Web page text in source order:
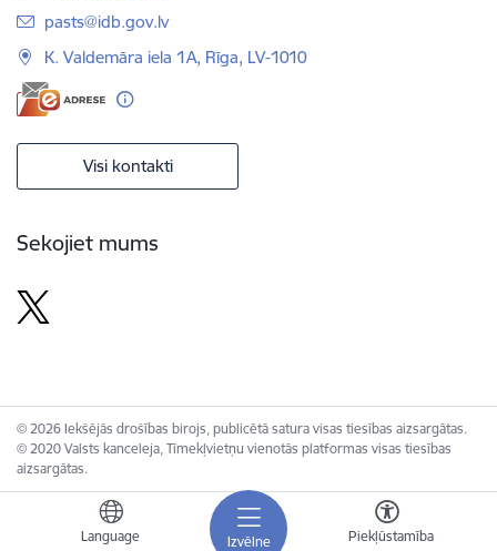
Izvēlne
Language Piekļūstamība
E-pasts:
pasts@idb.gov.lv
K. Valdemāra iela 1A, Rīga, LV-1010
Visi kontakti
Sekojiet mums
© 2026 Iekšējās drošības birojs, publicētā satura visas tiesības aizsargātas.
© 2020 Valsts kanceleja, Tīmekļvietņu vienotās platformas visas tiesības
aizsargātas.